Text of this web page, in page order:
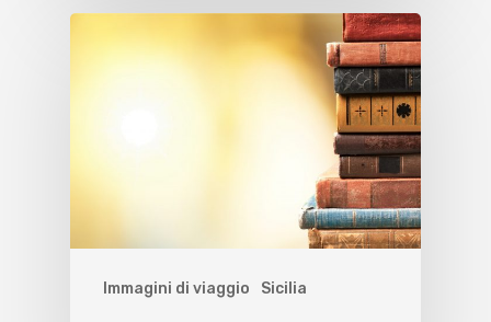
Immagini di viaggio Sicilia